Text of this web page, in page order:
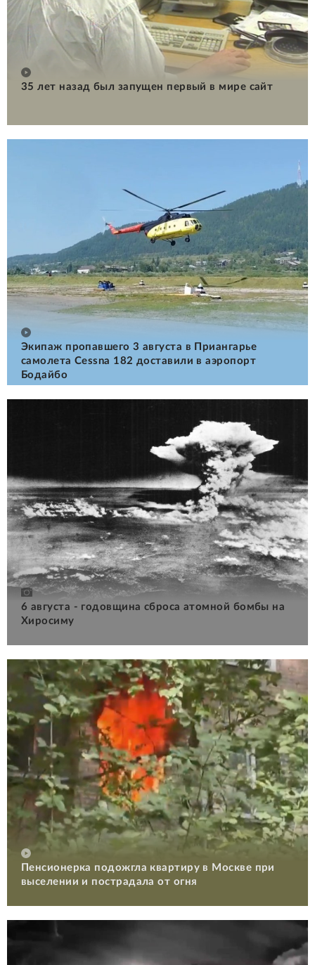
35 лет назад был запущен первый в мире сайт
Экипаж пропавшего 3 августа в Приангарье
самолета Cessna 182 доставили в аэропорт
Бодайбо
6 августа - годовщина сброса атомной бомбы на
Хиросиму
Пенсионерка подожгла квартиру в Москве при
выселении и пострадала от огня